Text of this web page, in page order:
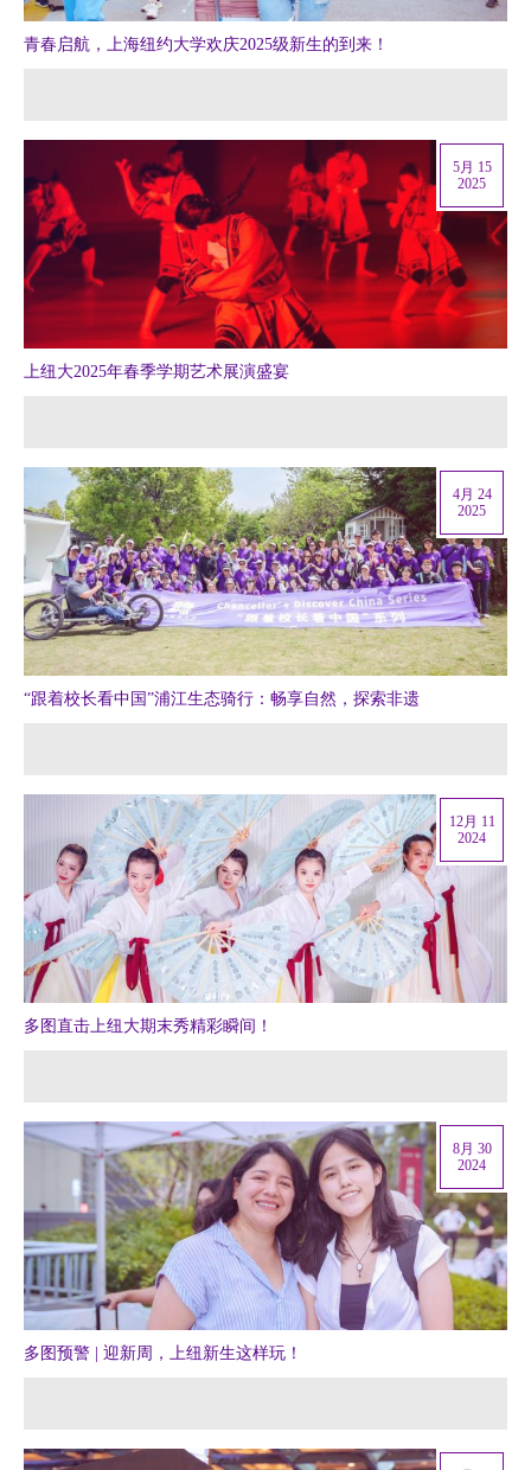
青春启航，上海纽约大学欢庆2025级新生的到来！
上纽大2025年春季学期艺术展演盛宴
5月 15
2025
“跟着校长看中国”浦江生态骑行：畅享自然，探索非遗
4月 24
2025
多图直击上纽大期末秀精彩瞬间！
12月 11
2024
多图预警 | 迎新周，上纽新生这样玩！
8月 30
2024